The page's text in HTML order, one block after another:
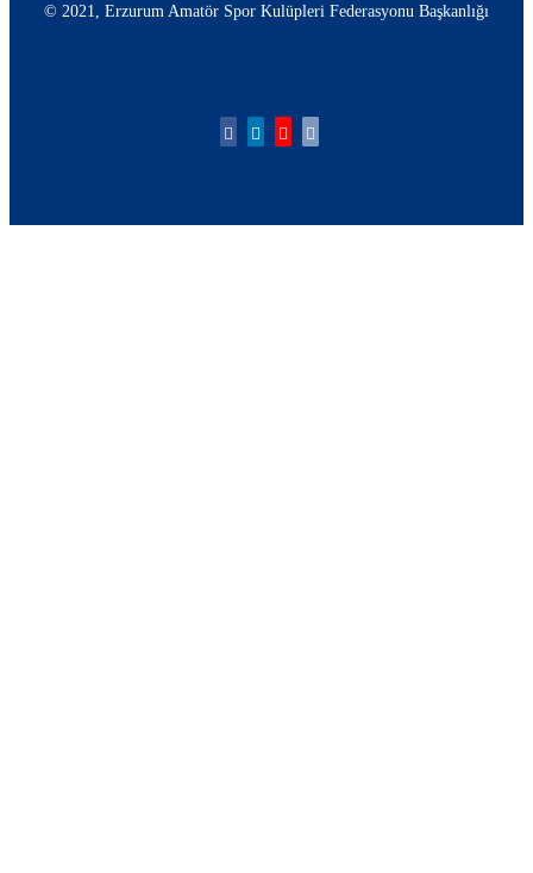
© 2021, Erzurum Amatör Spor Kulüpleri Federasyonu Başkanlığı